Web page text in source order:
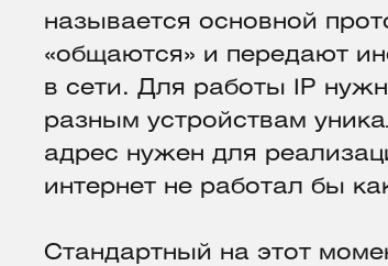
называется основной
«общаются» и передают
в сети. Для работы IP
разным устройствам
адрес нужен для
интернет не работал бы
Стандартный на этот